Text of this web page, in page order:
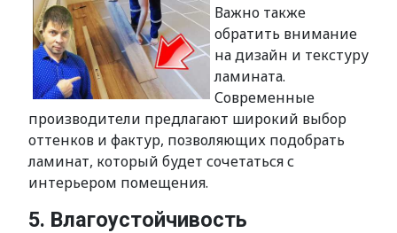
Важно также
обратить внимание
на дизайн и текстуру
ламината.
Современные
производители предлагают широкий выбор
оттенков и фактур, позволяющих подобрать
ламинат, который будет сочетаться с
интерьером помещения.
5. Влагоустойчивость